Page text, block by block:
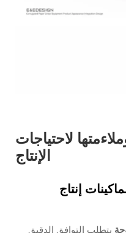
لاحتياجات
الإنتاج
إنتاج
يتطلب التوافق الدقيق